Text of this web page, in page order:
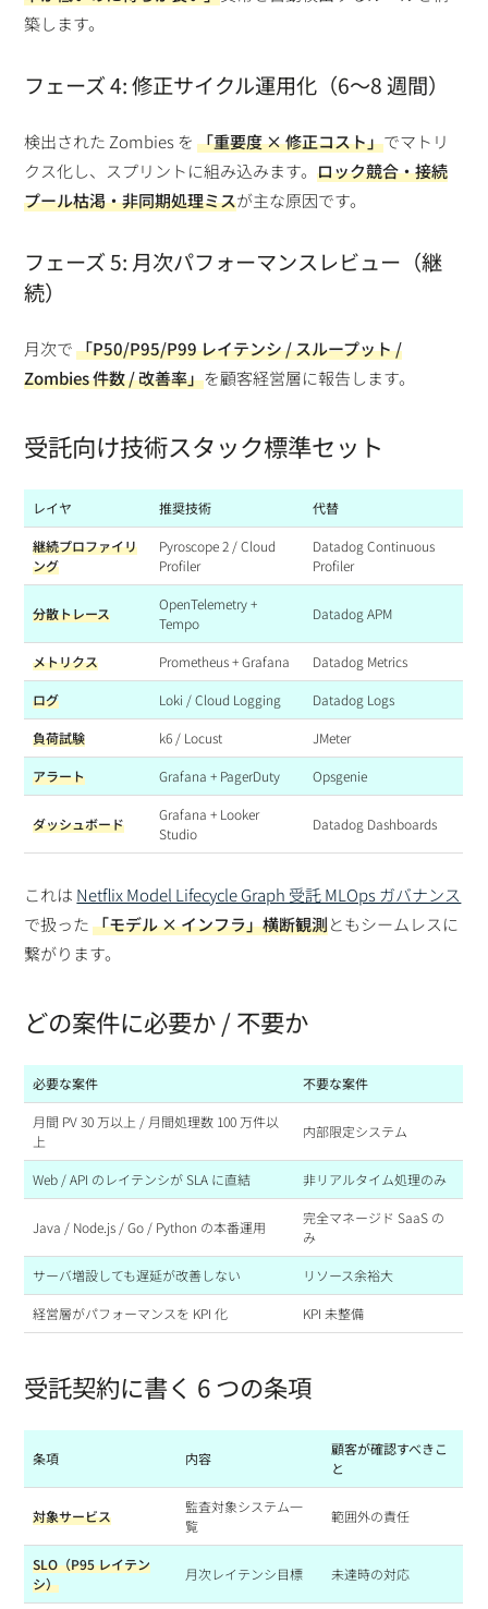
築します。
フェーズ 4: 修正サイクル運用化（6〜8 週間）
検出された Zombies を「重要度 × 修正コスト」でマトリ
クス化し、スプリントに組み込みます。ロック競合・接続
プール枯渇・非同期処理ミスが主な原因です。
フェーズ 5: 月次パフォーマンスレビュー（継
続）
月次で「P50/P95/P99 レイテンシ / スループット /
Zombies 件数 / 改善率」を顧客経営層に報告します。
受託向け技術スタック標準セット
レイヤ 推奨技術 代替
継続プロファイリ
ング
Pyroscope 2 / Cloud
Profiler
Datadog Continuous
Profiler
分散トレース
OpenTelemetry +
Tempo
Datadog APM
メトリクス Prometheus + Grafana Datadog Metrics
ログ Loki / Cloud Logging Datadog Logs
負荷試験 k6 / Locust JMeter
アラート Grafana + PagerDuty Opsgenie
ダッシュボード
Grafana + Looker
Studio
Datadog Dashboards
これは Netflix Model Lifecycle Graph 受託 MLOps ガバナンス
で扱った「モデル × インフラ」横断観測ともシームレスに
繋がります。
どの案件に必要か / 不要か
必要な案件 不要な案件
月間 PV 30 万以上 / 月間処理数 100 万件以
上
内部限定システム
Web / API のレイテンシが SLA に直結 非リアルタイム処理のみ
Java / Node.js / Go / Python の本番運用
完全マネージド SaaS の
み
サーバ増設しても遅延が改善しない リソース余裕大
経営層がパフォーマンスを KPI 化 KPI 未整備
受託契約に書く 6 つの条項
条項 内容
顧客が確認すべきこ
と
対象サービス
監査対象システム一
覧
範囲外の責任
SLO（P95 レイテン
シ）
月次レイテンシ目標 未達時の対応